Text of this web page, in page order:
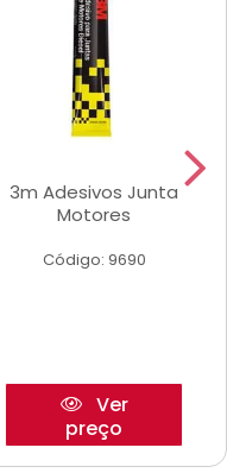
3m Adesivos Junta
Motores
Código: 9690
Ver
preço